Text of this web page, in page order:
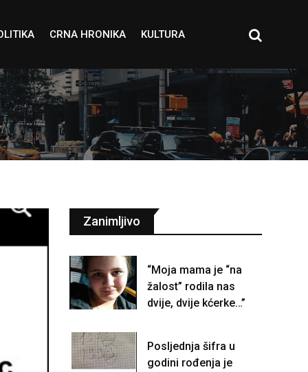
CRNA HRONIKA KULTURA
Zanimljivo
“Moja mama je “na
žalost” rodila nas
dvije, dvije kćerke…”
Posljednja šifra u
godini rođenja je